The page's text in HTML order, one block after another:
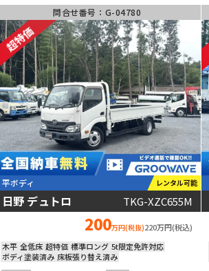
問合せ番号：G-04780
平ボディ レンタル可能
日野 デュトロ TKG-XZC655M
200万円(税抜)220万円(税込)
木平 全低床 超特価 標準ロング 5t限定免許対応
ボディ塗装済み 床板張り替え済み
動画あり